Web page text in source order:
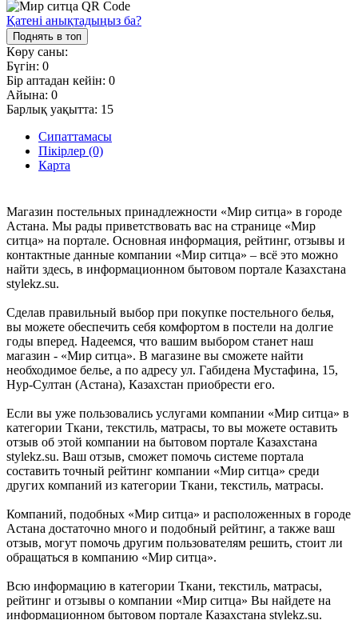
Қатені анықтадыңыз ба?
Поднять в топ
Көру саны:
Бүгін: 0
Бір аптадан кейін: 0
Айына: 0
Барлық уақытта: 15
Сипаттамасы
Пікірлер (0)
Карта
Магазин постельных принадлежности «Мир ситца» в городе
Астана. Мы рады приветствовать вас на странице «Мир
ситца» на портале. Основная информация, рейтинг, отзывы и
контактные данные компании «Мир ситца» – всё это можно
найти здесь, в информационном бытовом портале Казахстана
stylekz.su.
Сделав правильный выбор при покупке постельного белья,
вы можете обеспечить себя комфортом в постели на долгие
годы вперед. Надеемся, что вашим выбором станет наш
магазин - «Мир ситца». В магазине вы сможете найти
необходимое белье, а по адресу ул. Габидена Мустафина, 15,
Нур-Султан (Астана), Казахстан приобрести его.
Если вы уже пользовались услугами компании «Мир ситца» в
категории Ткани, текстиль, матрасы, то вы можете оставить
отзыв об этой компании на бытовом портале Казахстана
stylekz.su. Ваш отзыв, сможет помочь системе портала
составить точный рейтинг компании «Мир ситца» среди
других компаний из категории Ткани, текстиль, матрасы.
Компаний, подобных «Мир ситца» и расположенных в городе
Астана достаточно много и подобный рейтинг, а также ваш
отзыв, могут помочь другим пользователям решить, стоит ли
обращаться в компанию «Мир ситца».
Всю информацию в категории Ткани, текстиль, матрасы,
рейтинг и отзывы о компании «Мир ситца» Вы найдете на
информационном бытовом портале Казахстана stylekz.su.